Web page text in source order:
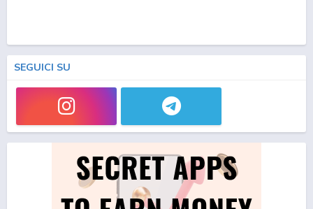
SEGUICI SU